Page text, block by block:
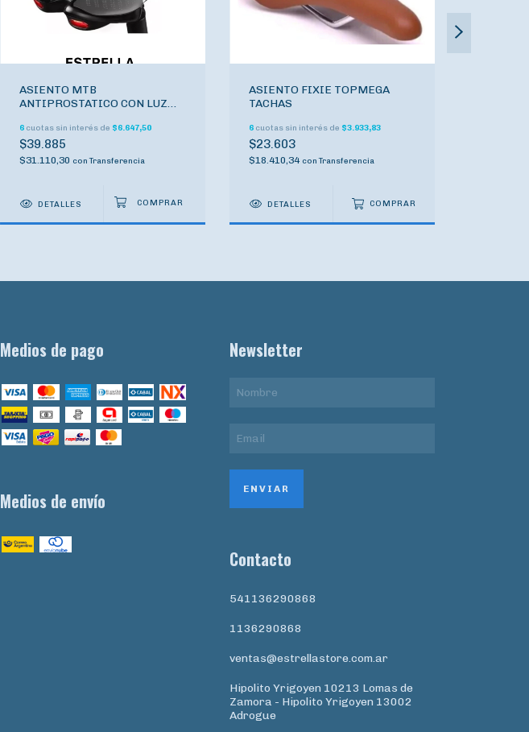
ASIENTO MTB
ANTIPROSTATICO CON LUZ
6 cuotas sin interés de $6.647,50
$39.885
$31.110,30 con Transferencia
DETALLES
ASIENTO FIXIE TOPMEGA
TACHAS
6 cuotas sin interés de $3.933,83
$23.603
$18.410,34 con Transferencia
DETALLES COMPRAR
Medios de pago
Medios de envío
Newsletter
Contacto
541136290868
1136290868
ventas@estrellastore.com.ar
Hipolito Yrigoyen 10213 Lomas de
Zamora - Hipolito Yrigoyen 13002
Adrogue